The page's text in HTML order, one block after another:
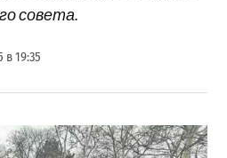
совета.
в 19:35